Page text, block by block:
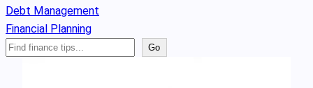
Debt Management
Financial Planning
Search
Go